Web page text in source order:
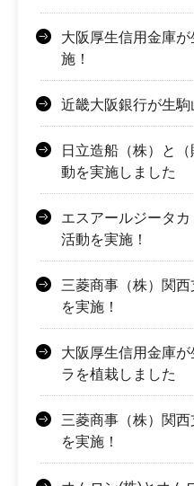
大阪厚生信用金庫
施！
近畿大阪銀行が生駒
日立造船（株）と
動を実施しました
エスアールジータ
活動を実施！
三菱商事（株）関
を実施！
大阪厚生信用金庫
ラを植栽しました
三菱商事（株）関
を実施！